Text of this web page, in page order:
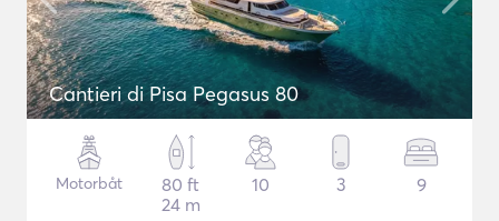
Cantieri di Pisa Pegasus 80
Motorbåt
80 ft
24 m
10 3 9